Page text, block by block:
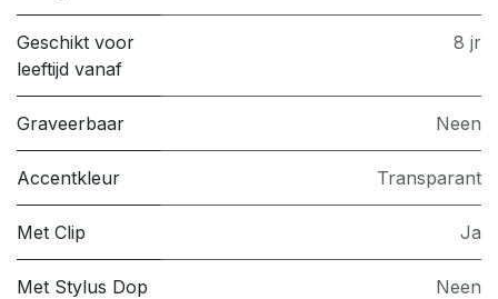
Geschikt voor
leeftijd vanaf
8 jr
Graveerbaar Neen
Accentkleur Transparant
Met Clip Ja
Met Stylus Dop Neen